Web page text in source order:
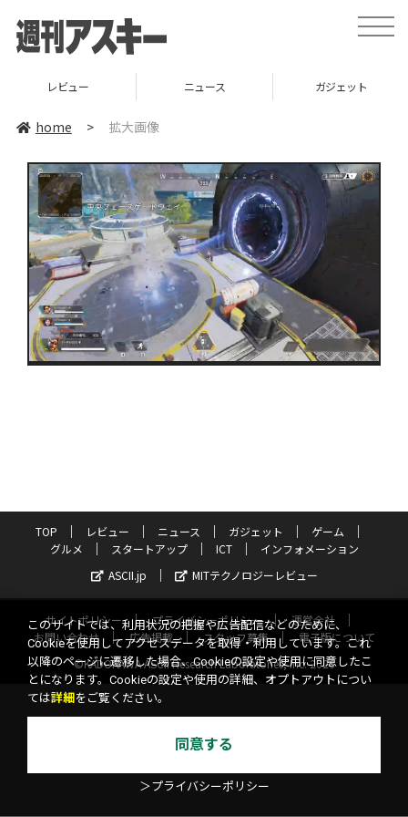
toggle
レビュー ニュース ガジェット
home > 拡大画像
TOP レビュー ニュース ガジェット
ゲーム
グルメ
スタートアップ ICT
インフォメーション
ASCII.jp
MITテクノロジーレビュー
サイトポリシー プライバシーポリシー
運営会社
お問い合わせ
広告掲載 スタッフ募集
電子版について
©KADOKAWA ASCII Research Laboratories, Inc. 2026
このサイトでは、利用状況の把握や広告配信などのために、
Cookieを使用してアクセスデータを取得・利用しています。これ
以降のページに遷移した場合、Cookieの設定や使用に同意したこ
とになります。Cookieの設定や使用の詳細、オプトアウトについ
ては詳細 をご覧ください。
同意する
＞プライバシーポリシー